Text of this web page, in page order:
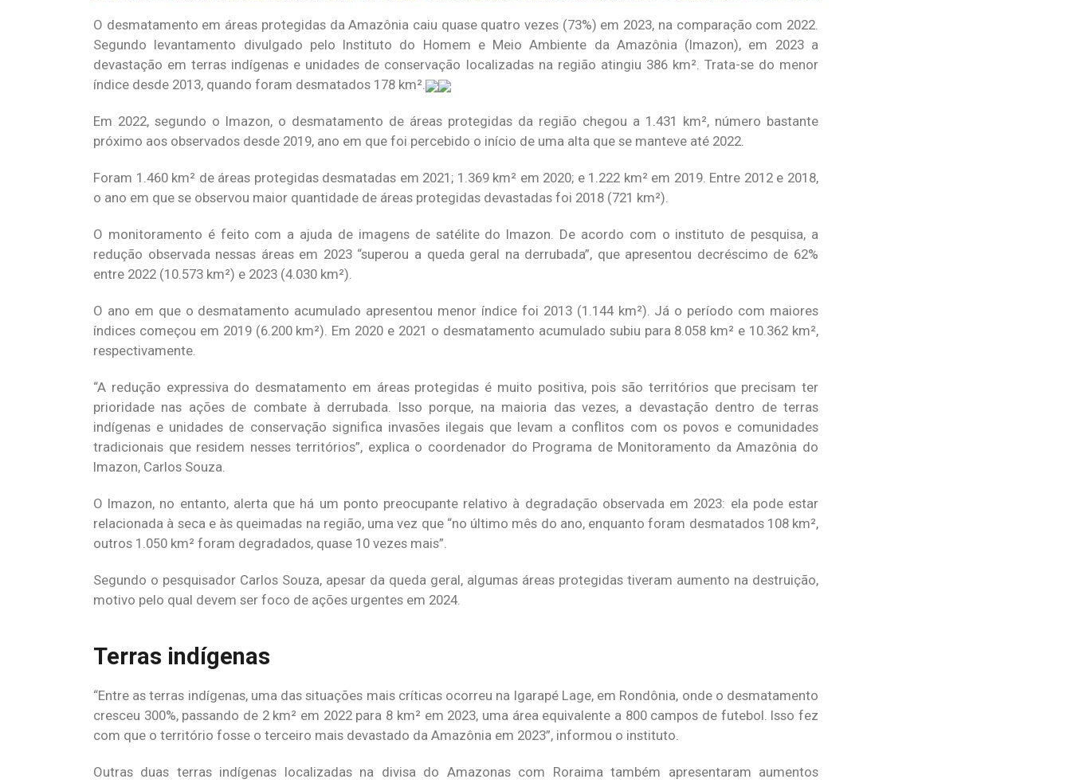
O desmatamento em áreas protegidas da Amazônia caiu quase quatro vezes (73%) em 2023, na comparação com 2022.
Segundo levantamento divulgado pelo Instituto do Homem e Meio Ambiente da Amazônia (Imazon), em 2023 a
devastação em terras indígenas e unidades de conservação localizadas na região atingiu 386 km². Trata-se do menor
índice desde 2013, quando foram desmatados 178 km².
Em 2022, segundo o Imazon, o desmatamento de áreas protegidas da região chegou a 1.431 km², número bastante
próximo aos observados desde 2019, ano em que foi percebido o início de uma alta que se manteve até 2022.
Foram 1.460 km² de áreas protegidas desmatadas em 2021; 1.369 km² em 2020; e 1.222 km² em 2019. Entre 2012 e 2018,
o ano em que se observou maior quantidade de áreas protegidas devastadas foi 2018 (721 km²).
O monitoramento é feito com a ajuda de imagens de satélite do Imazon. De acordo com o instituto de pesquisa, a
redução observada nessas áreas em 2023 “superou a queda geral na derrubada”, que apresentou decréscimo de 62%
entre 2022 (10.573 km²) e 2023 (4.030 km²).
O ano em que o desmatamento acumulado apresentou menor índice foi 2013 (1.144 km²). Já o período com maiores
índices começou em 2019 (6.200 km²). Em 2020 e 2021 o desmatamento acumulado subiu para 8.058 km² e 10.362 km²,
respectivamente.
“A redução expressiva do desmatamento em áreas protegidas é muito positiva, pois são territórios que precisam ter
prioridade nas ações de combate à derrubada. Isso porque, na maioria das vezes, a devastação dentro de terras
indígenas e unidades de conservação significa invasões ilegais que levam a conflitos com os povos e comunidades
tradicionais que residem nesses territórios”, explica o coordenador do Programa de Monitoramento da Amazônia do
Imazon, Carlos Souza.
O Imazon, no entanto, alerta que há um ponto preocupante relativo à degradação observada em 2023: ela pode estar
relacionada à seca e às queimadas na região, uma vez que “no último mês do ano, enquanto foram desmatados 108 km²,
outros 1.050 km² foram degradados, quase 10 vezes mais”.
Segundo o pesquisador Carlos Souza, apesar da queda geral, algumas áreas protegidas tiveram aumento na destruição,
motivo pelo qual devem ser foco de ações urgentes em 2024.
Terras indígenas
“Entre as terras indígenas, uma das situações mais críticas ocorreu na Igarapé Lage, em Rondônia, onde o desmatamento
cresceu 300%, passando de 2 km² em 2022 para 8 km² em 2023, uma área equivalente a 800 campos de futebol. Isso fez
com que o território fosse o terceiro mais devastado da Amazônia em 2023”, informou o instituto.
Outras duas terras indígenas localizadas na divisa do Amazonas com Roraima também apresentaram aumentos